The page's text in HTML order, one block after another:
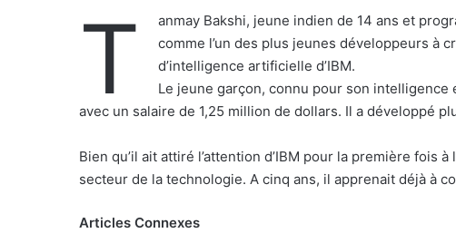
T
anmay Bakshi, jeune indien de 14 ans et
comme l’un des plus jeunes développeurs à
d’intelligence artificielle d’IBM.
Le jeune garçon, connu pour son
avec un salaire de 1,25 million de dollars. Il a développé
Bien qu’il ait attiré l’attention d’IBM pour la première fois
secteur de la technologie. A cinq ans, il apprenait déjà à
Articles Connexes